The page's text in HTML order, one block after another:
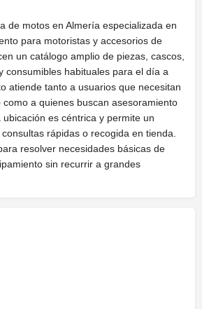
de motos en Almería especializada en
para motoristas y accesorios de
un catálogo amplio de piezas, cascos,
consumibles habituales para el día a
atiende tanto a usuarios que necesitan
a quienes buscan asesoramiento
es céntrica y permite un
rápidas o recogida en tienda.
resolver necesidades básicas de
sin recurrir a grandes